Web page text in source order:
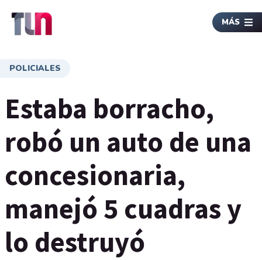
MÁS
POLICIALES
Estaba borracho,
robó un auto de una
concesionaria,
manejó 5 cuadras y
lo destruyó